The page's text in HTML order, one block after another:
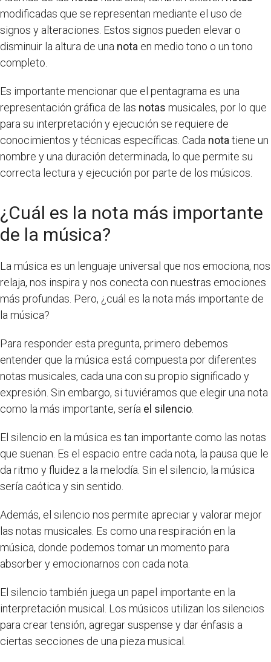
modificadas que se representan mediante el uso de
signos y alteraciones. Estos signos pueden elevar o
disminuir la altura de una nota en medio tono o un tono
completo.
Es importante mencionar que el pentagrama es una
representación gráfica de las notas musicales, por lo que
para su interpretación y ejecución se requiere de
conocimientos y técnicas específicas. Cada nota tiene un
nombre y una duración determinada, lo que permite su
correcta lectura y ejecución por parte de los músicos.
¿Cuál es la nota más importante
de la música?
La música es un lenguaje universal que nos emociona, nos
relaja, nos inspira y nos conecta con nuestras emociones
más profundas. Pero, ¿cuál es la nota más importante de
la música?
Para responder esta pregunta, primero debemos
entender que la música está compuesta por diferentes
notas musicales, cada una con su propio significado y
expresión. Sin embargo, si tuviéramos que elegir una nota
como la más importante, sería el silencio
El silencio en la música es tan importante como las notas
que suenan. Es el espacio entre cada nota, la pausa que le
da ritmo y fluidez a la melodía. Sin el silencio, la música
sería caótica y sin sentido.
Además, el silencio nos permite apreciar y valorar mejor
las notas musicales. Es como una respiración en la
música, donde podemos tomar un momento para
absorber y emocionarnos con cada nota.
El silencio también juega un papel importante en la
interpretación musical. Los músicos utilizan los silencios
para crear tensión, agregar suspense y dar énfasis a
ciertas secciones de una pieza musical.